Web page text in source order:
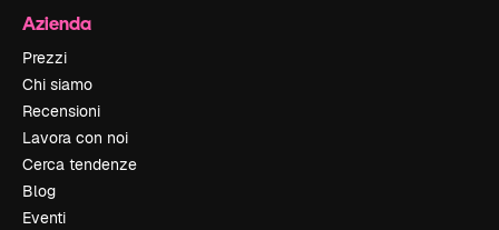
Azienda
Prezzi
Chi siamo
Recensioni
Lavora con noi
Cerca tendenze
Blog
Eventi